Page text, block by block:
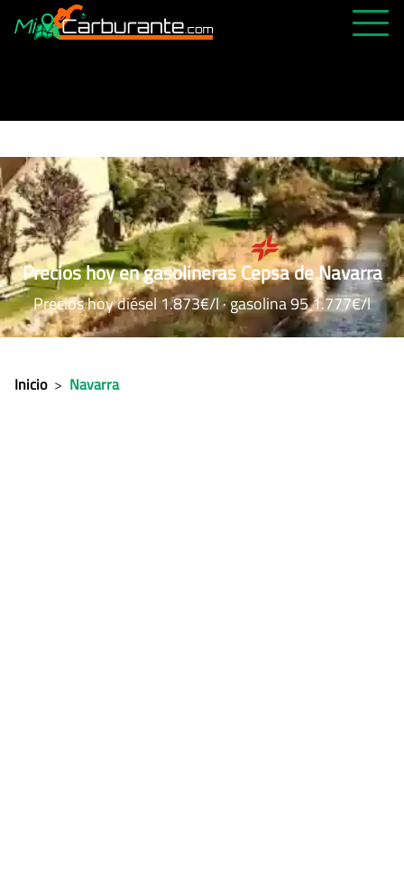
ABIERTAS 24H
ÚLTIMAS MATRÍCULAS
FAVORITAS
Precios hoy en gasolineras Cepsa de Navarra
Precios hoy diésel 1.873€/l · gasolina 95 1.777€/l
Inicio > Navarra